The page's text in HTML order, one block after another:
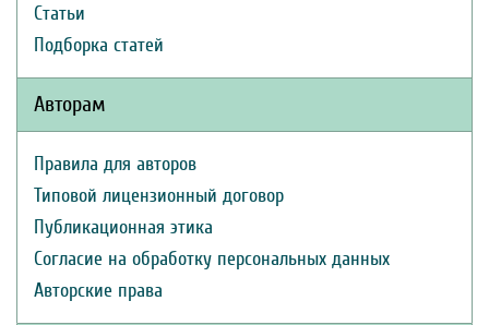
Статьи
Подборка статей
Авторам
Правила для авторов
Типовой лицензионный договор
Публикационная этика
Согласие на обработку персональных данных
Авторские права